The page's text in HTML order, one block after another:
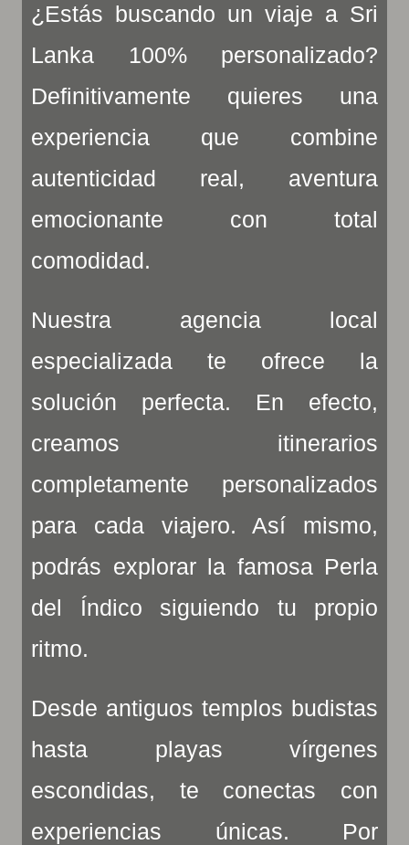
¿Estás buscando un viaje a Sri
Lanka 100% personalizado?
Definitivamente quieres una
experiencia que combine
autenticidad real, aventura
emocionante con total
comodidad.
Nuestra agencia local
especializada te ofrece la
solución perfecta. En efecto,
creamos itinerarios
completamente personalizados
para cada viajero. Así mismo,
podrás explorar la famosa Perla
del Índico siguiendo tu propio
ritmo.
Desde antiguos templos budistas
hasta playas vírgenes
escondidas, te conectas con
experiencias únicas. Por